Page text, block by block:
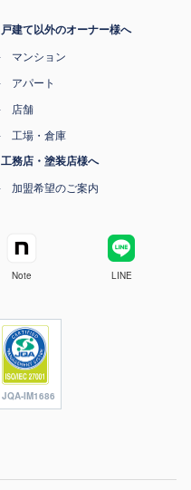
JQA-IM1686
戸建て以外のオーナー様へ
マンション
アパート
店舗
工場・倉庫
工務店・塗装店様へ
加盟希望のご案内
Note LINE